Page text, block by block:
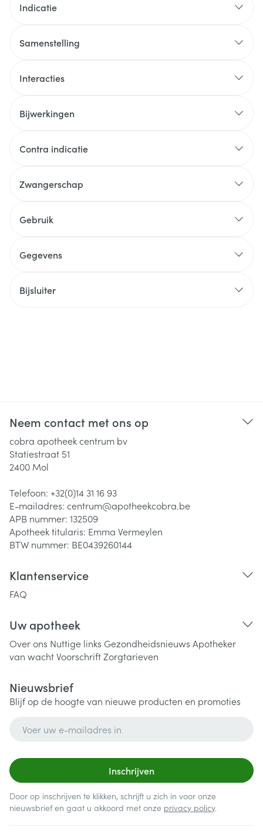
Indicatie
Samenstelling
Interacties
Bijwerkingen
Contra indicatie
Zwangerschap
Gebruik
Gegevens
Bijsluiter
Neem contact met ons op
cobra apotheek centrum bv
Statiestraat 51
2400 Mol
Telefoon: +32(0)14 31 16 93
E-mailadres: centrum@apotheekcobra.be
APB nummer: 132509
Apotheek titularis: Emma Vermeylen
BTW nummer: BE0439260144
Klantenservice
FAQ
Uw apotheek
Over ons Nuttige links Gezondheidsnieuws Apotheker
van wachtVoorschriftZorgtarieven
Nieuwsbrief
Blijf op de hoogte van nieuwe producten en promoties
Inschrijven
Door op inschrijven te klikken, schrijft u zich in voor onze
nieuwsbrief en gaat u akkoord met onze privacy policy.